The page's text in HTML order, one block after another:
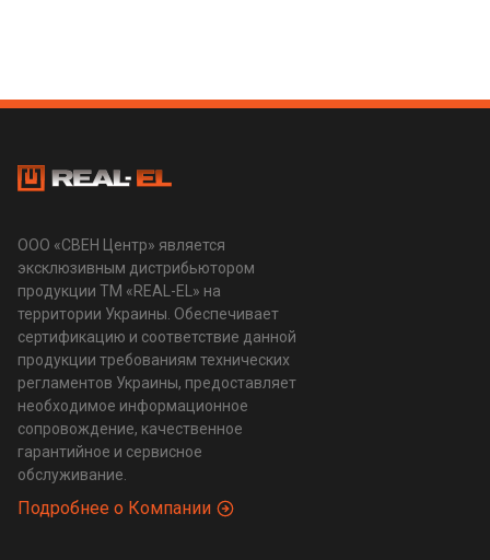
ООО «СВЕН Центр» является
эксклюзивным дистрибьютором
продукции ТМ «REAL-EL» на
территории Украины. Обеспечивает
сертификацию и соответствие данной
продукции требованиям технических
регламентов Украины, предоставляет
необходимое информационное
сопровождение, качественное
гарантийное и сервисное
обслуживание.
Подробнее о Компании